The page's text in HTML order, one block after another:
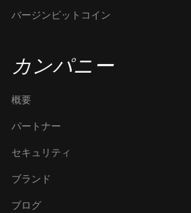
バージンビットコイン
カンパニー
概要
パートナー
セキュリティ
ブランド
ブログ